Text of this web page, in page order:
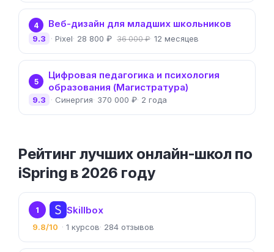
4 Веб-дизайн для младших школьников
Pixel 28 800 ₽ 36 000 ₽ 12 месяцев
9.3
5
Цифровая педагогика и психология
образования (Магистратура)
Синергия 370 000 ₽ 2 года
9.3
Рейтинг лучших онлайн-школ по
iSpring в 2026 году
1 Skillbox
9.8/10 1 284